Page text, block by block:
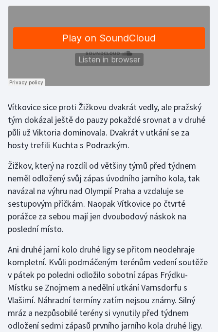
Ragby
Rychlobruslení
Rychlostní kanoistika
Sportovní střelba
Stolní tenis
Triatlon
Veslování
Vodní slalom
Volejbal
Ostatní
Vítkovice sice proti Žižkovu dvakrát vedly, ale pražský
tým dokázal ještě do pauzy pokaždé srovnat a v druhé
půli už Viktoria dominovala. Dvakrát v utkání se za
hosty trefili Kuchta s Podrazkým.
Žižkov, který na rozdíl od většiny týmů před týdnem
neměl odložený svůj zápas úvodního jarního kola, tak
navázal na výhru nad Olympií Praha a vzdaluje se
sestupovým příčkám. Naopak Vítkovice po čtvrté
porážce za sebou mají jen dvoubodový náskok na
poslední místo.
Ani druhé jarní kolo druhé ligy se přitom neodehraje
kompletní. Kvůli podmáčeným terénům vedení soutěže
v pátek po poledni odložilo sobotní zápas Frýdku-
Místku se Znojmem a nedělní utkání Varnsdorfu s
Vlašimí. Náhradní termíny zatím nejsou známy. Silný
mráz a nezpůsobilé terény si vynutily před týdnem
odložení sedmi zápasů prvního jarního kola druhé ligy.